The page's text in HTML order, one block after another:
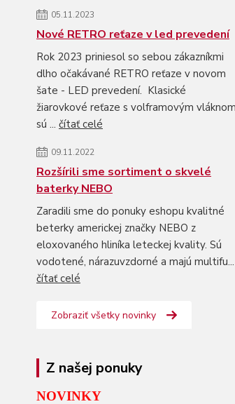
05.11.2023
Nové RETRO reťaze v led prevedení
Rok 2023 priniesol so sebou zákazníkmi
dlho očakávané RETRO reťaze v novom
šate - LED prevedení. Klasické
žiarovkové reťaze s volframovým vláknom
sú ... čítať celé
09.11.2022
Rozšírili sme sortiment o skvelé
baterky NEBO
Zaradili sme do ponuky eshopu kvalitné
beterky americkej značky NEBO z
eloxovaného hliníka leteckej kvality. Sú
vodotené, nárazuvzdorné a majú multifu...
čítať celé
Zobraziť všetky novinky
Z našej ponuky
NOVINKY